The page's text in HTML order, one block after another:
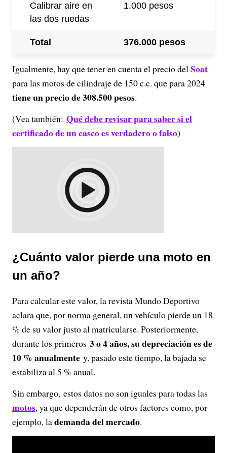
Calibrar aire en
las dos ruedas
1.000 pesos
Total 376.000 pesos
Igualmente, hay que tener en cuenta el precio delSoat
para las motos de cilindraje de 150 c.c. que para 2024
tiene un precio de 308.500 pesos.
(Vea también: Qué debe revisar para saber si el
certificado de un casco es verdadero o falso)
¿Cuánto valor pierde una moto en
un año?
Para calcular este valor, la revista Mundo Deportivo
aclara que, por norma general, un vehículo pierde un 18
% de su valor justo al matricularse. Posteriormente,
durante los primeros 3 o 4 años, su depreciación es de
10 % anualmente y, pasado este tiempo, la bajada se
estabiliza al 5 % anual.
Sin embargo, estos datos no son iguales para todas las
motos, ya que dependerán de otros factores como, por
ejemplo, lademanda del mercado.